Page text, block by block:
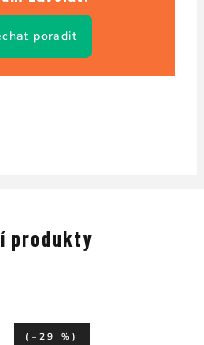
poradit
produkty
(–29 %)